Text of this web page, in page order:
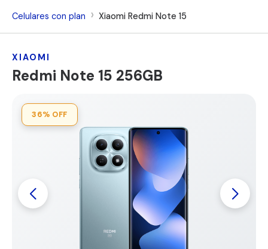
Celulares con plan Xiaomi Redmi Note 15
XIAOMI
Redmi Note 15 256GB
36% OFF